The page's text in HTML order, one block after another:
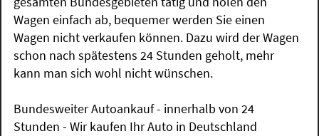
Wagen einfach ab, bequemer werden Sie einen
Wagen nicht verkaufen können. Dazu wird der Wagen
schon nach spätestens 24 Stunden geholt, mehr
kann man sich wohl nicht wünschen.
Bundesweiter Autoankauf - innerhalb von 24
Stunden - Wir kaufen Ihr Auto in Deutschland